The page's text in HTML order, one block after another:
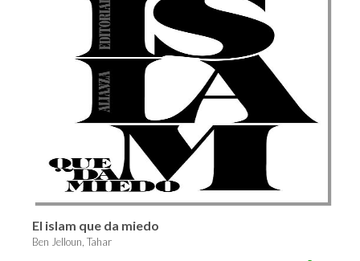
El islam que da miedo
Ben Jelloun, Tahar